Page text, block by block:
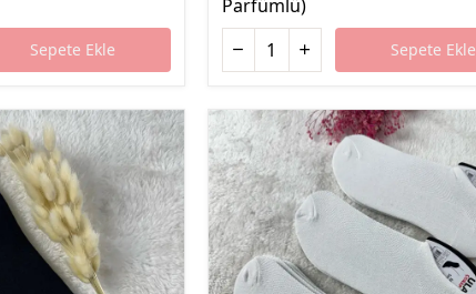
Sepete Ekle
Parfümlü)
Sepete Ekle